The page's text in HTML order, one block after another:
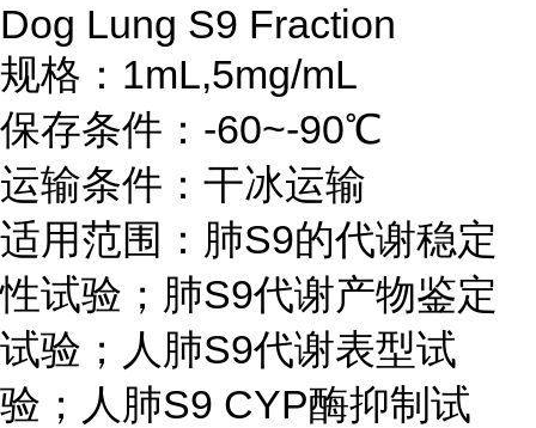
Dog Lung S9 Fraction
规格：1mL,5mg/mL
保存条件：-60~-90℃
运输条件：干冰运输
适用范围：肺S9的代谢稳定
性试验；肺S9代谢产物鉴定
试验；人肺S9代谢表型试
验；人肺S9 CYP酶抑制试